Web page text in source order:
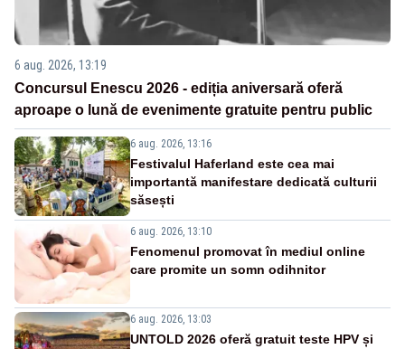
6 aug. 2026, 13:19
Concursul Enescu 2026 - ediția aniversară oferă
aproape o lună de evenimente gratuite pentru public
6 aug. 2026, 13:16
Festivalul Haferland este cea mai
importantă manifestare dedicată culturii
săsești
6 aug. 2026, 13:10
Fenomenul promovat în mediul online
care promite un somn odihnitor
6 aug. 2026, 13:03
UNTOLD 2026 oferă gratuit teste HPV și